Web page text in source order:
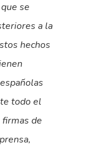
se
a la
hechos
todo el
de